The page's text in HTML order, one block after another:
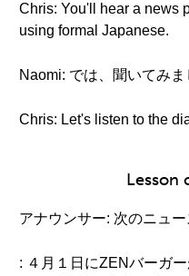
Chris: You'll hear a news
using formal Japanese.
Naomi: では、聞いてみま
Chris: Let's listen to the
Lesson
アナウンサー: 次のニュー
: ４月１日にZENバーガ